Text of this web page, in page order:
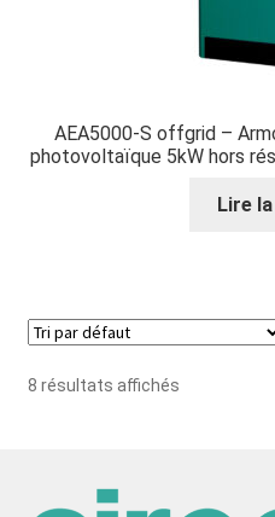
AEA5000-S offgrid –
photovoltaïque 5kW hors
Lire
8 résultats affichés